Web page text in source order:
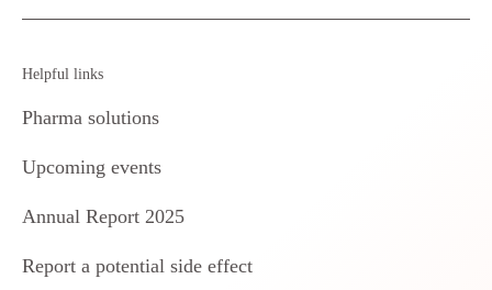
Helpful links
Pharma solutions
Upcoming events
Annual Report 2025
Report a potential side effect